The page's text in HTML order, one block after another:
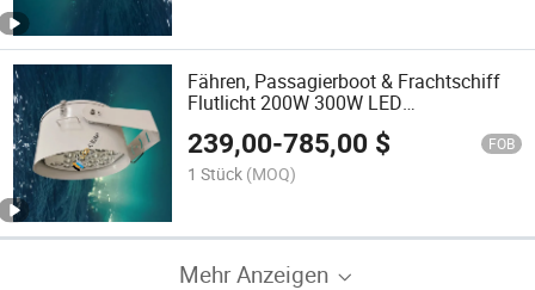
Fähren, Passagierboot & Frachtschiff
Flutlicht 200W 300W LED
Suchscheinwerfer 220V
239,00-785,00 $ FOB
1 Stück (MOQ)
Mehr Anzeigen